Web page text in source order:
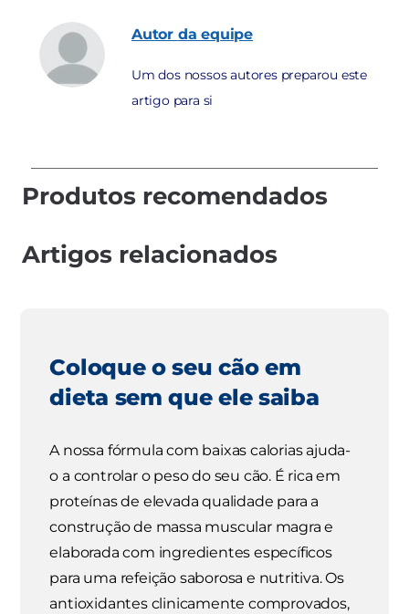
Autor da equipe
Um dos nossos autores preparou este
artigo para si
Produtos recomendados
Artigos relacionados
Coloque o seu cão em
dieta sem que ele saiba
A nossa fórmula com baixas calorias ajuda-
o a controlar o peso do seu cão. É rica em
proteínas de elevada qualidade para a
construção de massa muscular magra e
elaborada com ingredientes específicos
para uma refeição saborosa e nutritiva. Os
antioxidantes clinicamente comprovados,